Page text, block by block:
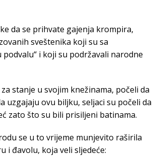
da se prihvate gajenja krompira,
sveštenika koji su sa
i koji su podržavali narodne
stanje u svojim knežinama, počeli da
uzgajaju ovu biljku, seljaci su počeli da
zato što su bili prisiljeni batinama.
se u to vrijeme munjevito raširila
i đavolu, koja veli sljedeće: